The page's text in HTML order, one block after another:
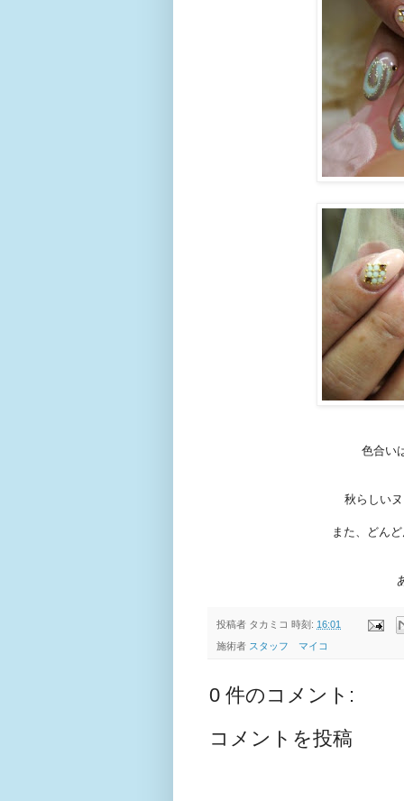
色合い
秋らしい
また、どん
投稿者 タカミコ 時刻: 16:01
施術者 スタッフ マイコ
0 件のコメント:
コメントを投稿